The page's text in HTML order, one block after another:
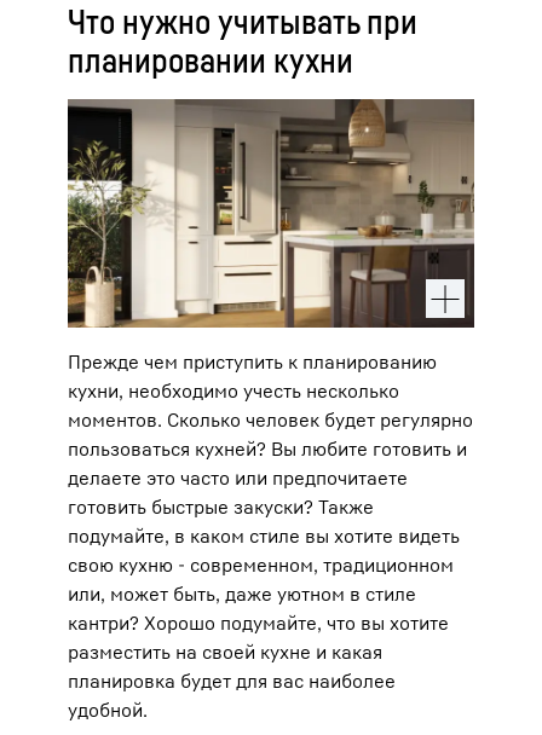
Что нужно учитывать при
планировании кухни
Прежде чем приступить к планированию
кухни, необходимо учесть несколько
моментов. Сколько человек будет регулярно
пользоваться кухней? Вы любите готовить и
делаете это часто или предпочитаете
готовить быстрые закуски? Также
подумайте, в каком стиле вы хотите видеть
свою кухню - современном, традиционном
или, может быть, даже уютном в стиле
кантри? Хорошо подумайте, что вы хотите
разместить на своей кухне и какая
планировка будет для вас наиболее
удобной.